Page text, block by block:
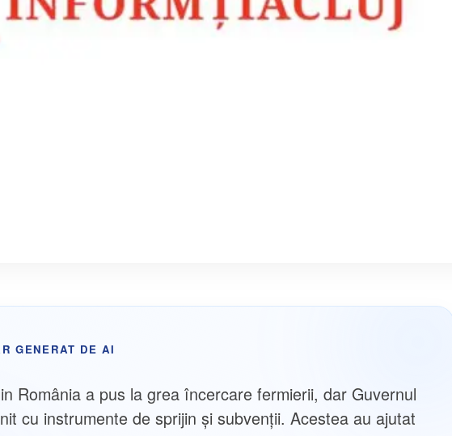
GENERAT DE AI
România a pus la grea încercare fermierii, dar Guvernul
cu instrumente de sprijin și subvenții. Acestea au ajutat